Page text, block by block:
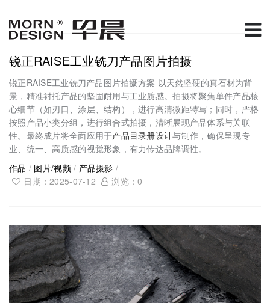
锐正RAISE工业铣刀产品图片拍摄
锐正RAISE工业铣刀产品图片拍摄方案 以天然坚硬的真石材为背
景，精准衬托产品的坚固耐用与工业质感。拍摄将聚焦单件产品核
心细节（如刃口、涂层、结构），进行高清微距特写；同时，严格
按照产品小类分组，进行组合式拍摄，清晰展现产品体系与关联
性。最终成片将全面应用于产品目录册设计与制作，确保呈现专
业、统一、高质感的视觉形象，有力传达品牌调性。
作品 / 图片/视频/ 产品摄影 /
日期：2025-07-12
浏览：0